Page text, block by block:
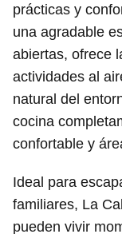
prácticas y
una agradable
abiertas, ofrece
actividades al
natural del
cocina
confortable y
Ideal para
familiares, La
pueden vivir